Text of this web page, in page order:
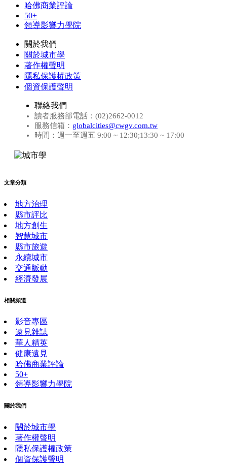
哈佛商業評論
50+
領導影響力學院
關於我們
關於城市學
著作權聲明
隱私保護權政策
個資保護聲明
聯絡我們
讀者服務部電話：(02)2662-0012
服務信箱： globalcities@cwgv.com.tw
時間：週一至週五 9:00 ~ 12:30;13:30 ~ 17:00
文章分類
地方治理
縣市評比
地方創生
智慧城市
縣市旅遊
永續城市
交通脈動
經濟發展
相關頻道
影音專區
遠見雜誌
華人精英
健康遠見
哈佛商業評論
50+
領導影響力學院
關於我們
關於城市學
著作權聲明
隱私保護權政策
個資保護聲明